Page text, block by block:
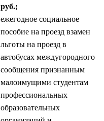
руб.;
ежегодное социальное
пособие на проезд взамен
льготы на проезд в
автобусах междугородного
сообщения признанным
малоимущими студентам
профессиональных
образовательных